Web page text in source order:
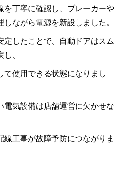
を丁寧に確認し、ブレーカーや
ながら電源を新設しました。
定したことで、自動ドアはスム
、
て使用できる状態になりまし
電気設備は店舗運営に欠かせな
線工事が故障予防につながりま